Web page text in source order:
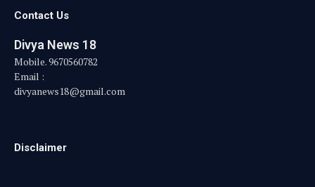
Contact Us
Divya News 18
Mobile. 9670560782
Email :
divyanews18@gmail.com
Disclaimer